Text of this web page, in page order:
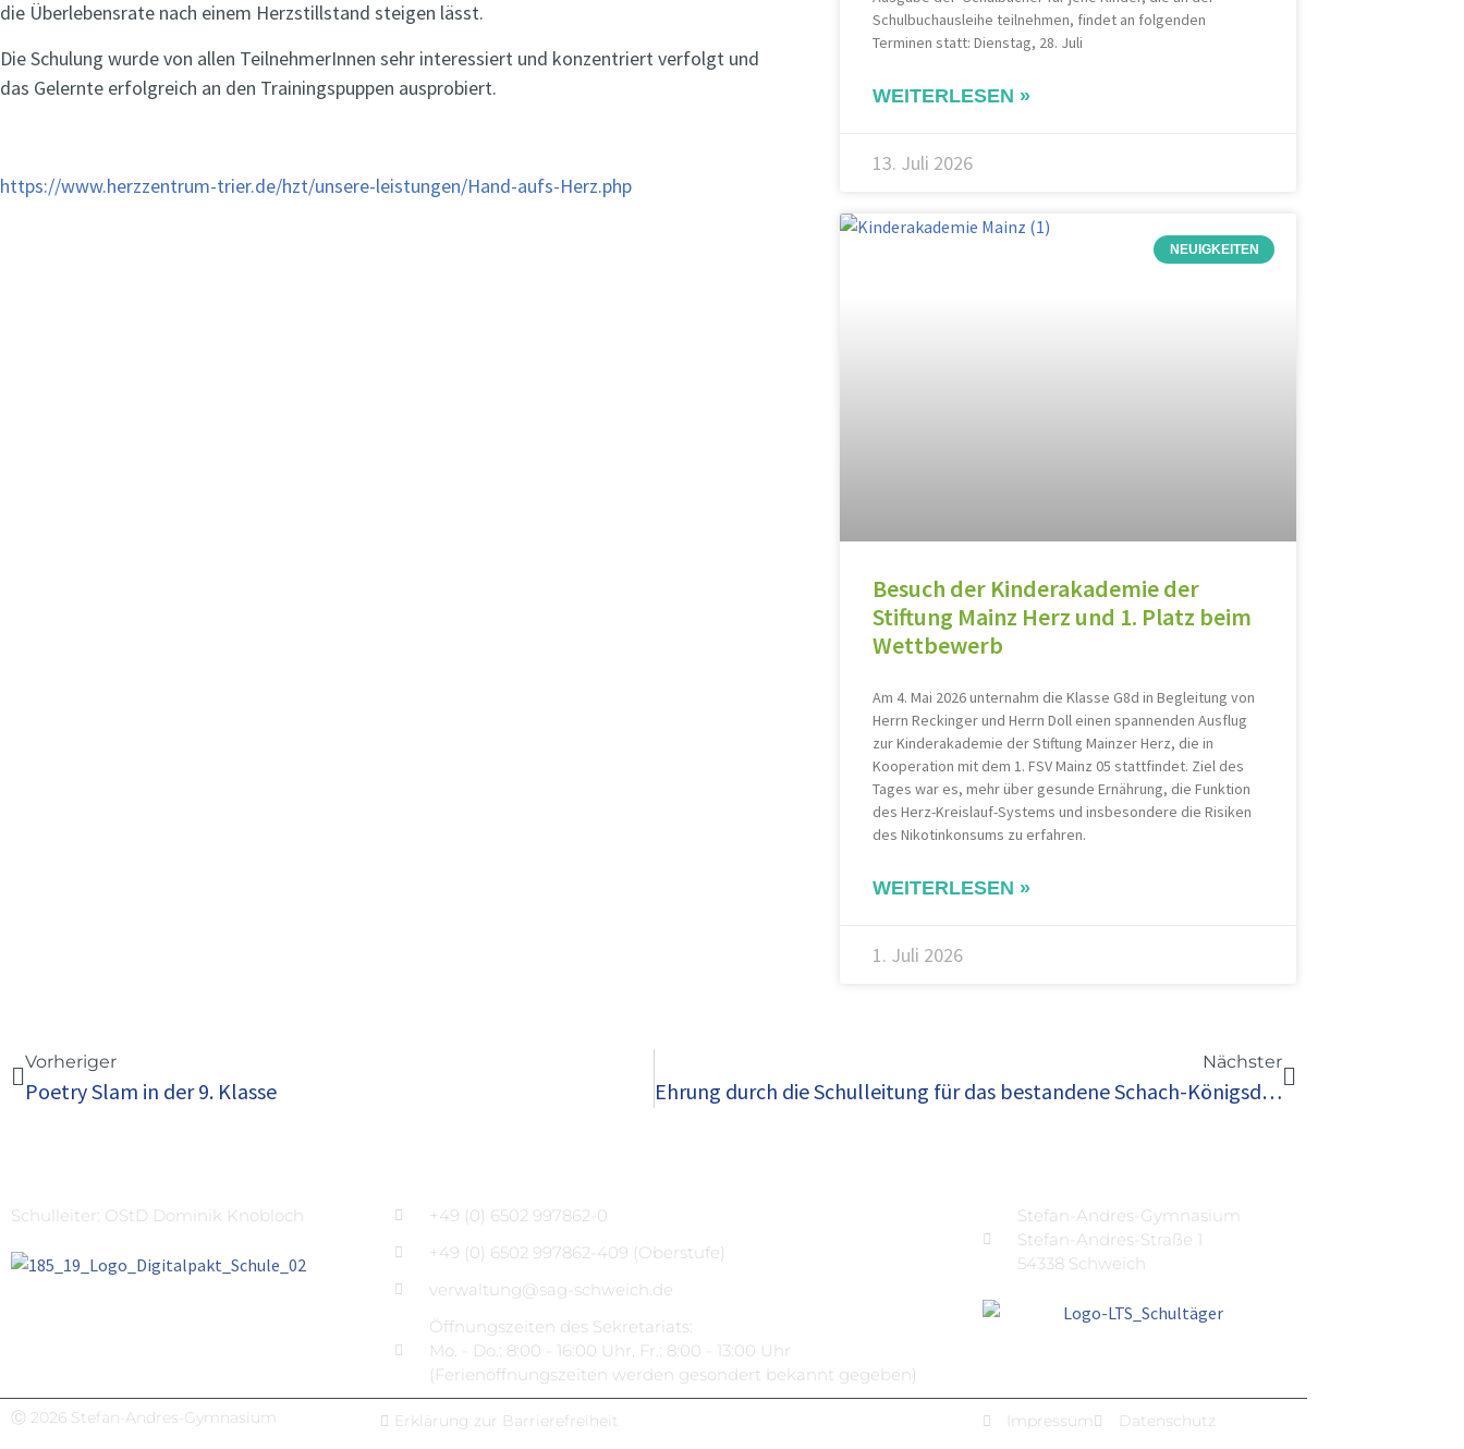
die Überlebensrate nach einem Herzstillstand steigen lässt.
Die Schulung wurde von allen TeilnehmerInnen sehr interessiert und konzentriert verfolgt und
das Gelernte erfolgreich an den Trainingspuppen ausprobiert.
https://www.herzzentrum-trier.de/hzt/unsere-leistungen/Hand-aufs-Herz.php
Schulbuchausleihe teilnehmen, findet an folgenden
Terminen statt: Dienstag, 28. Juli
WEITERLESEN »
13. Juli 2026
NEUIGKEITEN
Besuch der Kinderakademie der
Stiftung Mainz Herz und 1. Platz beim
Wettbewerb
Am 4. Mai 2026 unternahm die Klasse G8d in Begleitung von
Herrn Reckinger und Herrn Doll einen spannenden Ausflug
zur Kinderakademie der Stiftung Mainzer Herz, die in
Kooperation mit dem 1. FSV Mainz 05 stattfindet. Ziel des
Tages war es, mehr über gesunde Ernährung, die Funktion
des Herz-Kreislauf-Systems und insbesondere die Risiken
des Nikotinkonsums zu erfahren.
WEITERLESEN »
1. Juli 2026
Vorheriger
Poetry Slam in der 9. Klasse
Nächster
Ehrung durch die Schulleitung für das bestandene Schach-Königsdiplom
Schulleiter: OStD Dominik Knobloch
+49 (0) 6502 997862-0
+49 (0) 6502 997862-409 (Oberstufe)
verwaltung@sag-schweich.de
Öffnungszeiten des Sekretariats:
Mo. - Do.: 8:00 - 16:00 Uhr, Fr.: 8:00 - 13:00 Uhr
(Ferienöffnungszeiten werden gesondert bekannt gegeben)
Stefan-Andres-Gymnasium
Stefan-Andres-Straße 1
54338 Schweich
Ⓒ 2026 Stefan-Andres-Gymnasium Erklärung zur Barrierefreiheit Impressum Datenschutz